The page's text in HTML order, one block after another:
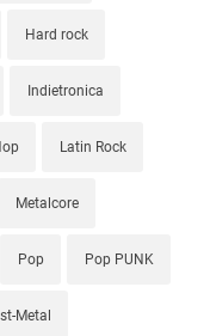
Hard rock
Indietronica
Latin Rock
Metalcore
Pop Pop PUNK
Metal